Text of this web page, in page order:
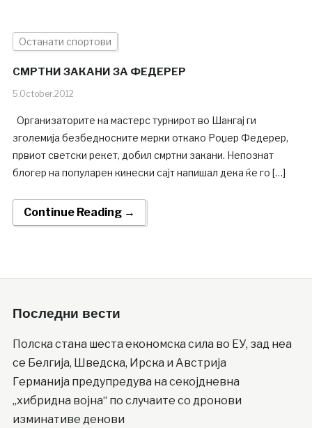
Останати спортови
СМРТНИ ЗАКАНИ ЗА ФЕДЕРЕР
5.October.2012
Организаторите на мастерс турнирот во Шангај ги
зголемија безбедносните мерки откако Роџер Федерер,
првиот светски рекет, добил смртни закани. Непознат
блогер на популарен кинески сајт напишал дека ќе го […]
Continue Reading →
Последни вести
Полска стана шеста економска сила во ЕУ, зад неа
се Белгија, Шведска, Ирска и Австрија
Германија предупредува на секојдневна
„хибридна војна“ по случаите со дронови
изминативе денови